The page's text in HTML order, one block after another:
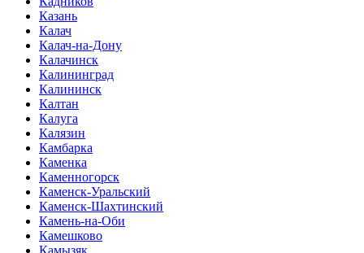
Казань
Калач
Калач-на-Дону
Калачинск
Калининград
Калининск
Калтан
Калуга
Калязин
Камбарка
Каменка
Каменногорск
Каменск-Уральский
Каменск-Шахтинский
Камень-на-Оби
Камешково
Камызяк